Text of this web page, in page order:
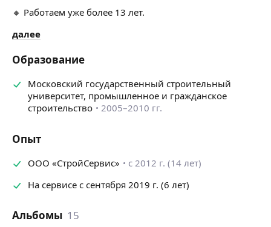
🔸 Работаем уже более 13 лет.
🔸 Благодаря постоянной занятости мастеров
и удалённой работе сотрудников предлагаем цены
не выше частников.
и стандарты качества.
🔸 Даём официальную гарантию до 3 лет.
🔸 Доставим и поднимем в квартиру качественные
🔸 Не беспокоим соседей в запрещённое законом
далее
Образование
Московский государственный строительный
университет, промышленное и гражданское
строительство
2005–2010 гг.
Опыт
ООО «СтройСервис»
с 2012 г. (14 лет)
На сервисе с сентября 2019 г. (6 лет)
Альбомы 15